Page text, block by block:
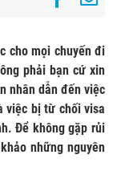
cho mọi chuyến đi
phải bạn cứ xin
nhân dẫn đến việc
việc bị từ chối visa
Để không gặp rủi
những nguyên